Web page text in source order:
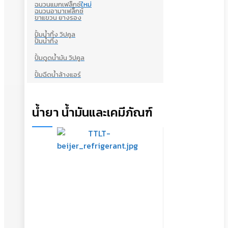
ฉนวนแมกเฟล็กซ์ใหม่
ฉนวนอามาเฟล็กซ์
ขาแขวน ยางรอง
ปั้มน้ำทิ้ง วิปคูล
ปั้มน้ำทิ้ง
ปั้มดูดน้ำมัน วิปคูล
ปั้มฉีดน้ำล้างแอร์
น้ำยา น้ำมันและเคมีภัณฑ์